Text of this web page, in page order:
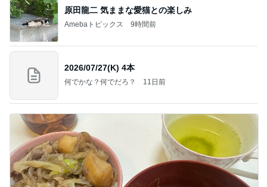
原田龍二 気ままな愛猫との楽しみ
Amebaトピックス 9時間前
2026/07/27(K) 4本
何でかな？何でだろ？ 11日前